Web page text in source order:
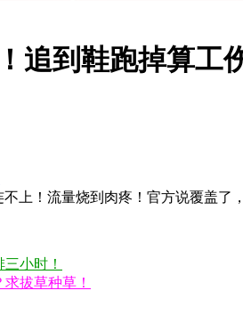
追到鞋跑掉算工
上！流量烧到肉疼！官方说覆盖了
小时！
拔草种草！